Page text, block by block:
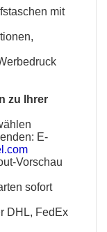
mit
zu Ihrer
E-
Vorschau
sofort
DHL, FedEx